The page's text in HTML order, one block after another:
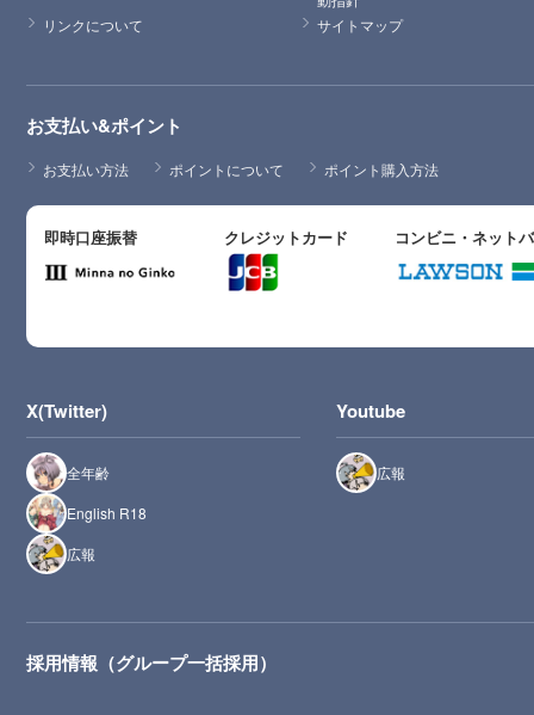
リンクについて
サイトマップ
お支払い&ポイント
お支払い方法 ポイントについて ポイント購入方法
即時口座振替 クレジットカード コンビニ・ネット
X(Twitter)
全年齢
English R18
広報
Youtube
広報
採用情報（グループ一括採用）